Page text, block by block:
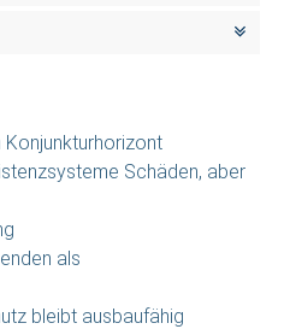
Schäden, aber
als
bleibt ausbaufähig